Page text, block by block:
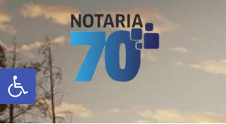
Open toolbar
al
contenido